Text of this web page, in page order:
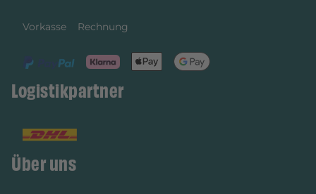
Vorkasse Rechnung
Logistikpartner
Über uns